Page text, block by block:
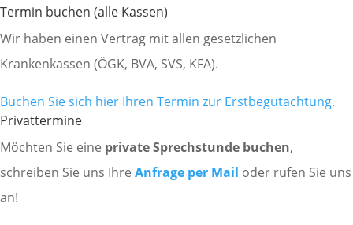
Termin buchen (alle Kassen)
Wir haben einen Vertrag mit allen gesetzlichen
Krankenkassen (ÖGK, BVA, SVS, KFA).
Buchen Sie sich hier Ihren Termin zur Erstbegutachtung.
Privattermine
Möchten Sie eine private Sprechstunde buchen,
schreiben Sie uns Ihre Anfrage per Mail oder rufen Sie uns
an!